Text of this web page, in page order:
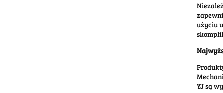
użyciu
YJ są